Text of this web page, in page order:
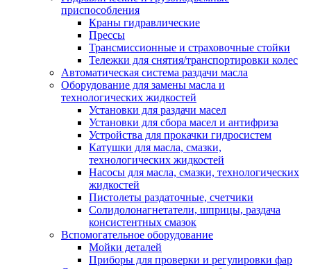
приспособления
Краны гидравлические
Прессы
Трансмиссионные и страховочные стойки
Тележки для снятия/транспортировки колес
Автоматическая система раздачи масла
Оборудование для замены масла и
технологических жидкостей
Установки для раздачи масел
Установки для сбора масел и антифриза
Устройства для прокачки гидросистем
Катушки для масла, смазки,
технологических жидкостей
Насосы для масла, смазки, технологических
жидкостей
Пистолеты раздаточные, счетчики
Солидолонагнетатели, шприцы, раздача
консистентных смазок
Вспомогательное оборудование
Мойки деталей
Приборы для проверки и регулировки фар